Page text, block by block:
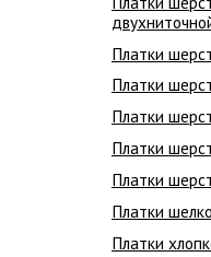
Платки
Платки
Платки
Платки
Платки
Платки
Платки